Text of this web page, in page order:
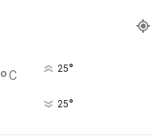
°C 25°
25°